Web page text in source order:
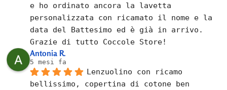
e ho ordinato ancora la lavetta
personalizzata con ricamato il nome e la
data del Battesimo ed è già in arrivo.
Grazie di tutto Coccole Store!
Antonia R.
5 mesi fa
Lenzuolino con ricamo
bellissimo, copertina di cotone ben